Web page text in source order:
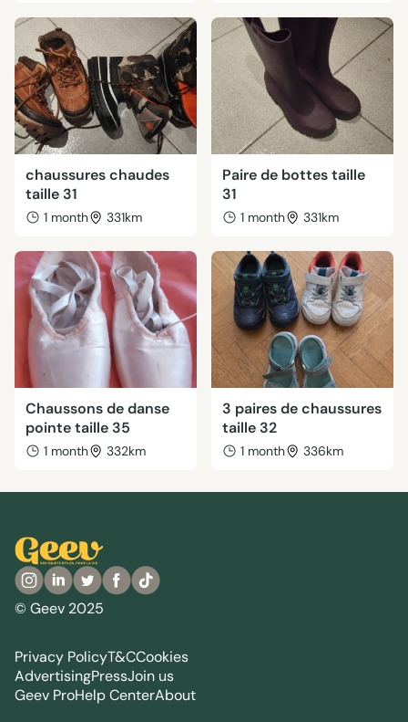
chaussures chaudes
taille 31
1 month 331km
Paire de bottes taille
31
1 month 331km
Chaussons de danse
pointe taille 35
1 month 332km
3 paires de chaussures
taille 32
1 month 336km
© Geev 2025
Privacy PolicyT&CCookies
AdvertisingPressJoin us
Geev ProHelp CenterAbout